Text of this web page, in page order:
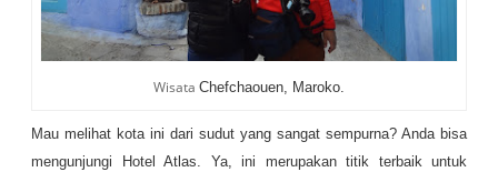
Wisata Chefchaouen, Maroko.
Mau melihat kota ini dari sudut yang sangat sempurna? Anda bisa
mengunjungi Hotel Atlas. Ya, ini merupakan titik terbaik untuk